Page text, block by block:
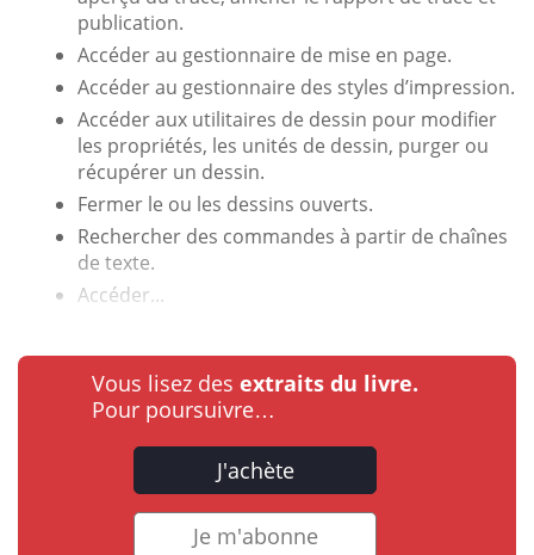
publication.
Accéder au gestionnaire de mise en page.
Accéder au gestionnaire des styles d’impression.
Accéder aux utilitaires de dessin pour modifier
les propriétés, les unités de dessin, purger ou
récupérer un dessin.
Fermer le ou les dessins ouverts.
Rechercher des commandes à partir de chaînes
de texte.
Accéder...
Vous lisez des extraits du livre.
Pour poursuivre…
J'achète
Je m'abonne